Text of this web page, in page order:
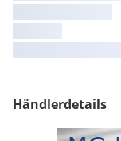
Händlerdetails